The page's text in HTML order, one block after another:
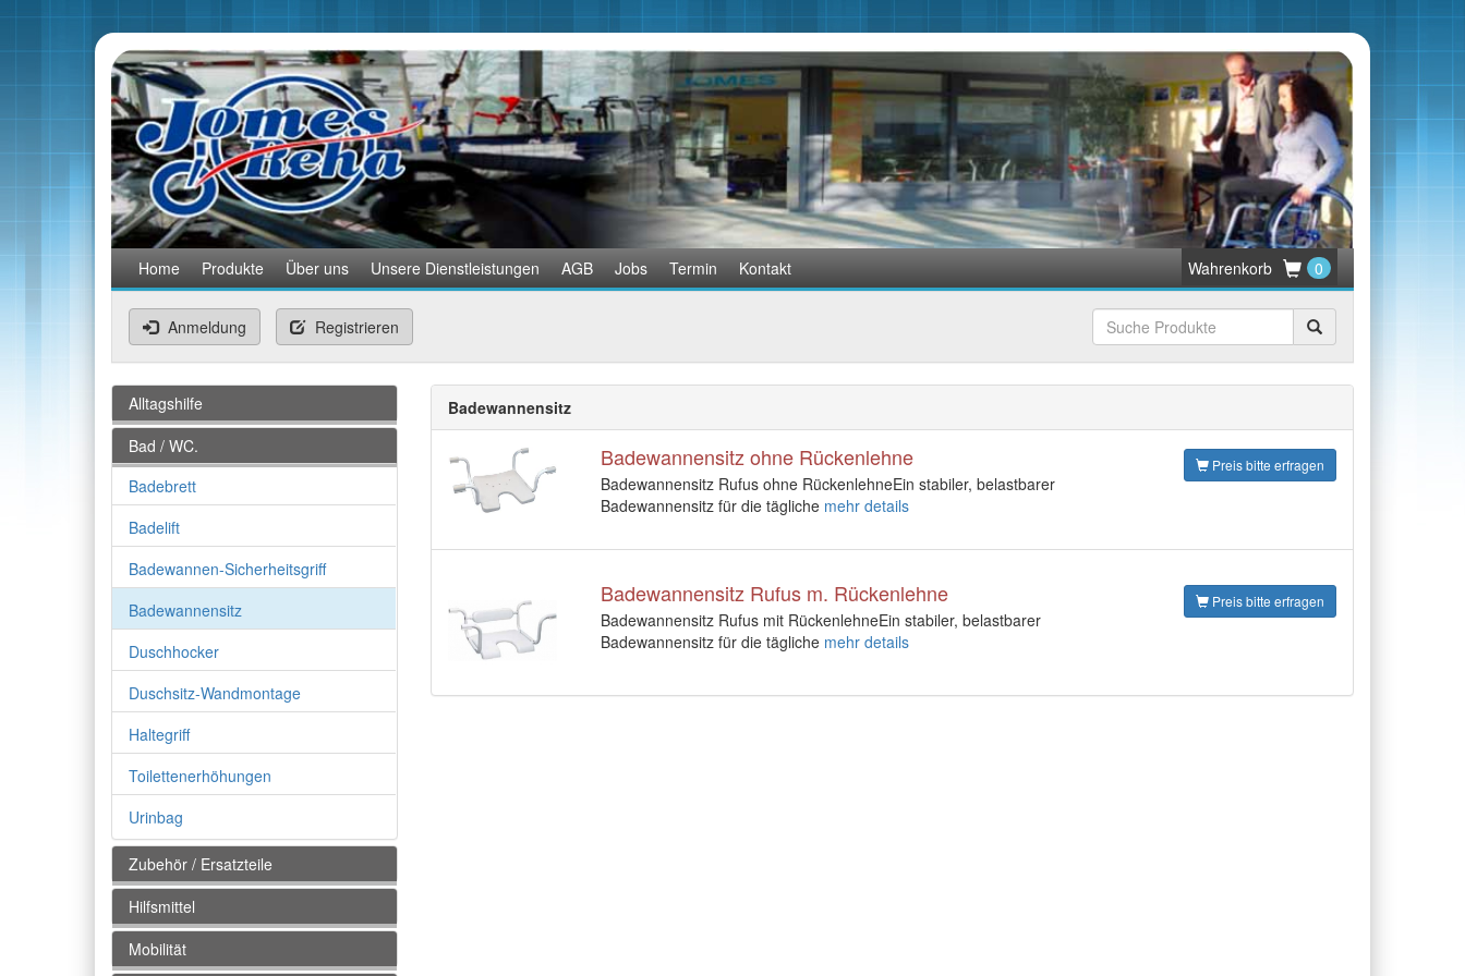
Home Produkte Über uns Unsere Dienstleistungen AGB Jobs Termin Kontakt Wahrenkorb 0
Anmeldung Registrieren Suchen
Alltagshilfe
Bad / WC.
Badebrett
Badelift
Badewannen-Sicherheitsgriff
Badewannensitz
Duschhocker
Duschsitz-Wandmontage
Haltegriff
Toilettenerhöhungen
Urinbag
Zubehör / Ersatzteile
Hilfsmittel
Mobilität
Badewannensitz
Badewannensitz ohne Rückenlehne
Badewannensitz Rufus ohne RückenlehneEin stabiler, belastbarer
Badewannensitz für die tägliche mehr details
Preis bitte erfragen
Badewannensitz Rufus m. Rückenlehne
Badewannensitz Rufus mit RückenlehneEin stabiler, belastbarer
Badewannensitz für die tägliche mehr details
Preis bitte erfragen